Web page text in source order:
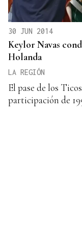
30 JUN 2014
Keylor Navas
Holanda
LA REGIÓN
El pase de los
participación de